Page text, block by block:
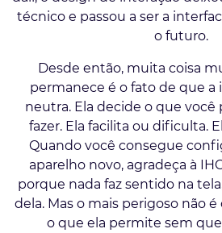
técnico e passou a ser a
o futuro.
Desde então, muita coisa
permanece é o fato de que a
neutra. Ela decide o que você
fazer. Ela facilita ou dificulta.
Quando você consegue
aparelho novo, agradeça à
porque nada faz sentido na
dela. Mas o mais perigoso não
o que ela permite sem